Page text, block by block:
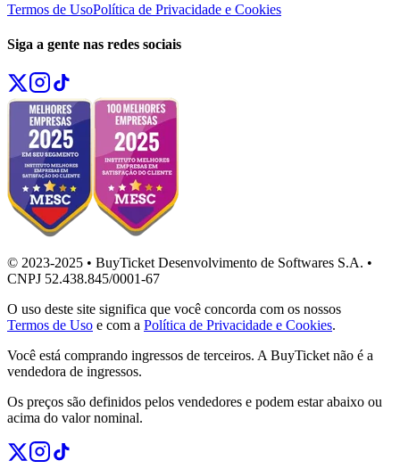
Termos de UsoPolítica de Privacidade e Cookies
Siga a gente nas redes sociais
© 2023-2025 • BuyTicket Desenvolvimento de Softwares S.A. •
CNPJ 52.438.845/0001-67
O uso deste site significa que você concorda com os nossos
Termos de Uso e com a Política de Privacidade e Cookies.
Você está comprando ingressos de terceiros. A BuyTicket não é a
vendedora de ingressos.
Os preços são definidos pelos vendedores e podem estar abaixo ou
acima do valor nominal.